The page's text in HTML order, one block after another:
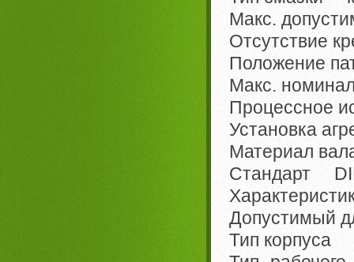
Макс.
Отсутствие
Положение
Макс.
Процессное
Установка
Материал
Стандарт
Допустимый
Тип корпуса